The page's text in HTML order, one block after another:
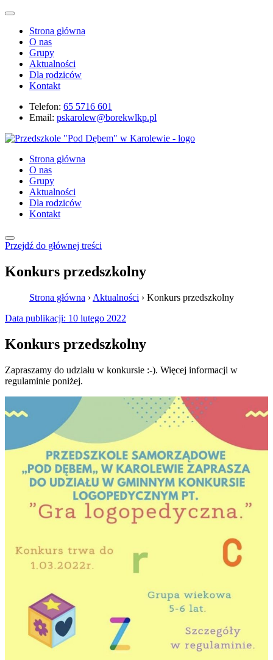
Strona główna
O nas
Grupy
Aktualności
Dla rodziców
Kontakt
Telefon: 65 5716 601
Email: pskarolew@borekwlkp.pl
Strona główna
O nas
Grupy
Aktualności
Dla rodziców
Kontakt
Przejdź do głównej treści
Konkurs przedszkolny
Strona główna › Aktualności › Konkurs przedszkolny
Data publikacji: 10 lutego 2022
Konkurs przedszkolny
Zapraszamy do udziału w konkursie :-). Więcej informacji w
regulaminie poniżej.